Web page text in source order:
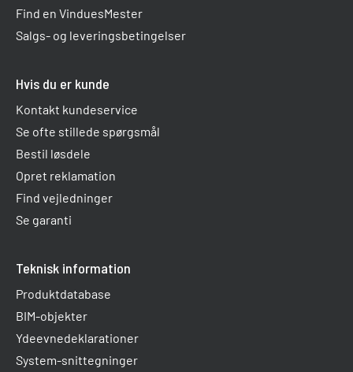
Find en VinduesMester
Salgs- og leveringsbetingelser
Hvis du er kunde
Kontakt kundeservice
Se ofte stillede spørgsmål
Bestil løsdele
Opret reklamation
Find vejledninger
Se garanti
Teknisk information
Produktdatabase
BIM-objekter
Ydeevnedeklarationer
System-snittegninger